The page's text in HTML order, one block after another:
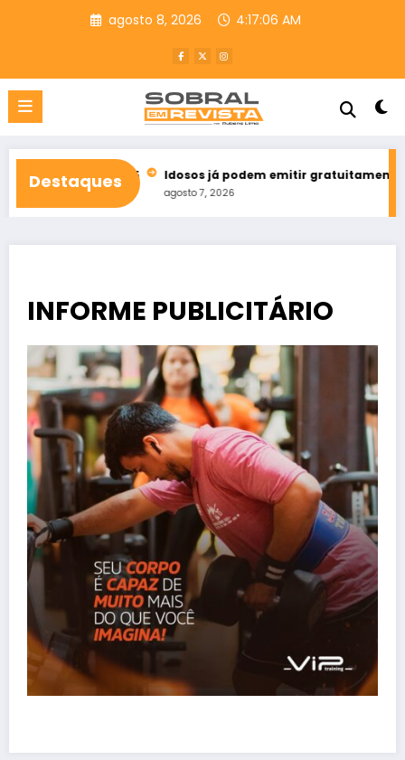
agosto 8, 2026 4:17:07 AM
Destaques
em 2025 Idosos já podem emitir gratuitamente
agosto 7, 2026
INFORME PUBLICITÁRIO